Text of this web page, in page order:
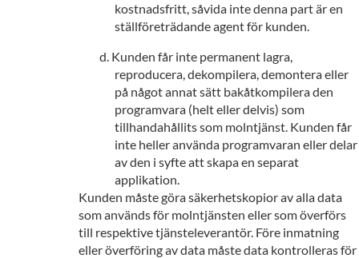
kostnadsfritt, såvida inte denna part är en
ställföreträdande agent för kunden.
Kunden får inte permanent lagra,
reproducera, dekompilera, demontera eller
på något annat sätt bakåtkompilera den
programvara (helt eller delvis) som
tillhandahållits som molntjänst. Kunden får
inte heller använda programvaran eller delar
av den i syfte att skapa en separat
applikation.
Kunden måste göra säkerhetskopior av alla data
som används för molntjänsten eller som överförs
till respektive tjänsteleverantör. Före inmatning
eller överföring av data måste data kontrolleras för